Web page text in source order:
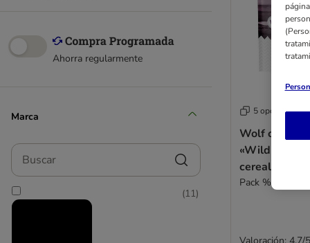
Purizon
Royal Canin Club / Selection
Royal Canin Care Nutrition
Taste of the Wild
Ahorra regularmente
Marca
Buscar
(11)
5 opciones
Wolf of
«Wild Hills»
cereales
Pack % - 4 x 1 kg